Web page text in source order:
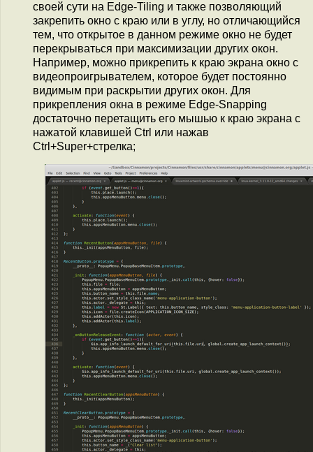
своей сути на Edge-Tiling и также позволяющий
закрепить окно с краю или в углу, но отличающийся
тем, что открытое в данном режиме окно не будет
перекрываться при максимизации других окон.
Например, можно прикрепить к краю экрана окно с
видеопроигрывателем, которое будет постоянно
видимым при раскрытии других окон. Для
прикрепления окна в режиме Edge-Snapping
достаточно перетащить его мышью к краю экрана с
нажатой клавишей Ctrl или нажав
Ctrl+Super+стрелка;